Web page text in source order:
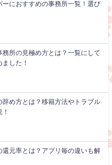
ーにおすすめの事務所一覧！選び
務所の見極め方とは？一覧にして
した！
辞め方とは？移籍方法やトラブル
還元率とは？アプリ毎の違いも解